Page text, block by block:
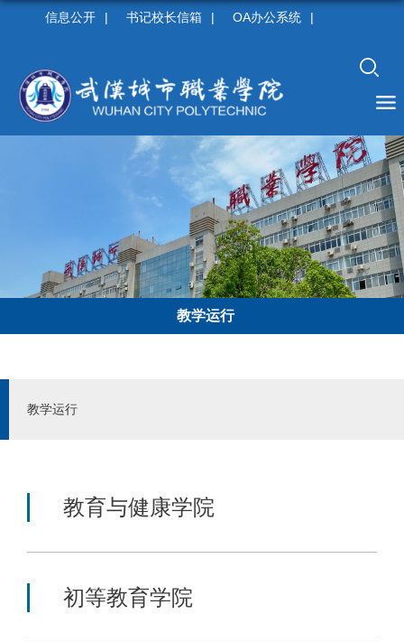
信息公开 | 书记校长信箱 | OA办公系统 |
教学运行
教学运行
教育与健康学院
初等教育学院